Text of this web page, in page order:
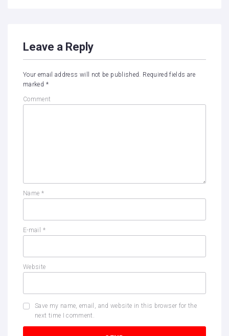
Leave a Reply
Your email address will not be published. Required fields are
marked *
Comment
Name *
E-mail *
Website
Save my name, email, and website in this browser for the
next time I comment.